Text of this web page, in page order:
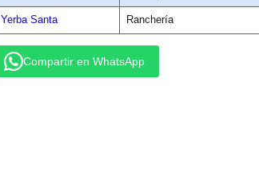
Yerba Santa Ranchería
Compartir en WhatsApp